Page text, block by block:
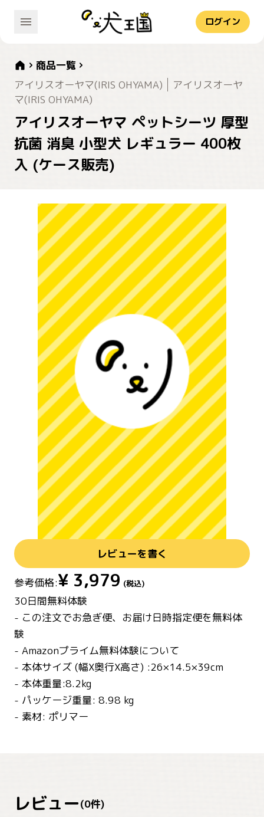
ログイン
商品一覧
アイリスオーヤマ(IRIS OHYAMA)
アイリスオーヤ
マ(IRIS OHYAMA)
アイリスオーヤマ ペットシーツ 厚型
抗菌 消臭 小型犬 レギュラー 400枚
入 (ケース販売)
レビューを書く
参考価格:¥ 3,979 (税込)
30日間無料体験
- この注文でお急ぎ便、お届け日時指定便を無料体
験
- Amazonプライム無料体験について
- 本体サイズ (幅X奥行X高さ) :26×14.5×39cm
- 本体重量:8.2kg
- パッケージ重量: 8.98 kg
- 素材: ポリマー
レビュー(0件)